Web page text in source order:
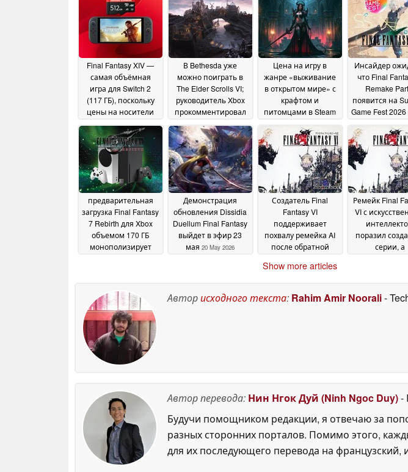
Final Fantasy XIV —
самая объёмная
игра для Switch 2
(117 ГБ), поскольку
цены на носители
прежнему остаются
высокими26 July 2026
В Bethesda уже
можно поиграть в
The Elder Scrolls VI;
руководитель Xbox
прокомментировал
12 June 2026
Цена на игру в
жанре «выживание
в открытом мире» с
крафтом и
питомцами в Steam
0 долларов12 June 2026
Инсайдер
что Final
Remake
появится на
Game Fest 2026
2026
предварительная
загрузка Final Fantasy
7 Rebirth для Xbox
объемом 170 ГБ
монополизирует
Демонстрация
обновления Dissidia
Duellum Final Fantasy
выйдет в эфир 23
мая 20 May 2026
Создатель Final
Fantasy VI
поддерживает
похвалу ремейка AI
после обратной
Ремейк Final
VI с
поразил
серии, а
Show more articles
Авторисходного текста: Rahim Amir Noorali-
Автор перевода: Нин Нгок Дуй (Ninh Ngoc Duy)-
Будучи помощником редакции, я отвечаю за
разных сторонних порталов. Помимо этого,
для их последующего перевода на французский,